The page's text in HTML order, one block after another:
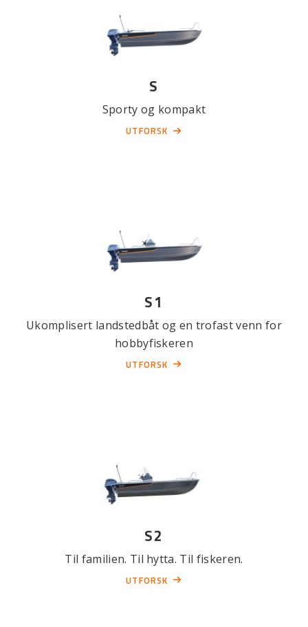
S
Sporty og kompakt
UTFORSK
S1
Ukomplisert landstedbåt og en trofast venn for
hobbyfiskeren
UTFORSK
S2
Til familien. Til hytta. Til fiskeren.
UTFORSK